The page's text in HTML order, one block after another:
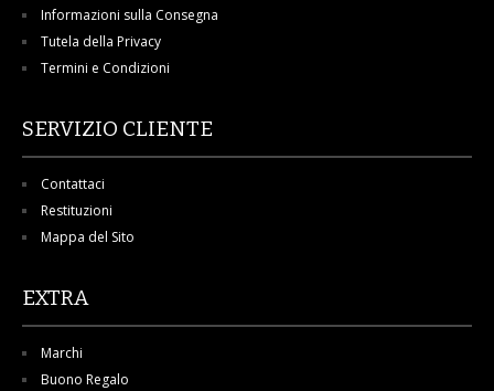
Informazioni sulla Consegna
Tutela della Privacy
Termini e Condizioni
SERVIZIO CLIENTE
Contattaci
Restituzioni
Mappa del Sito
EXTRA
Marchi
Buono Regalo